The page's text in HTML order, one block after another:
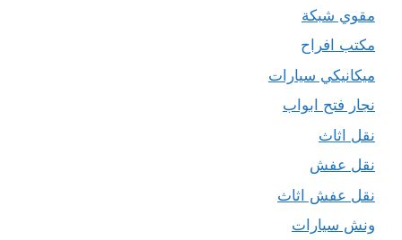
مقوي شبكة
مكتب افراح
ميكانيكي سيارات
نجار فتح ابواب
نقل اثاث
نقل عفش
نقل عفش اثاث
ونش سيارات